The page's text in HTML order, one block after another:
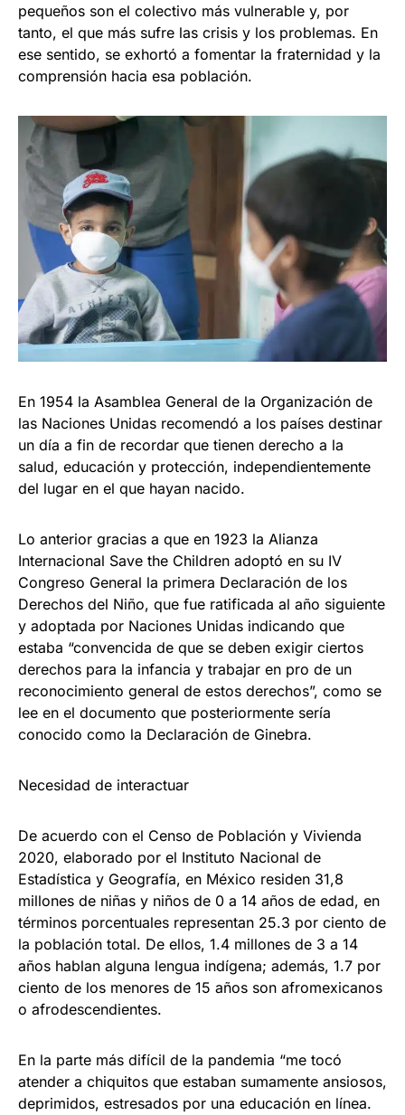
pequeños son el colectivo más vulnerable y, por
tanto, el que más sufre las crisis y los problemas. En
ese sentido, se exhortó a fomentar la fraternidad y la
comprensión hacia esa población.
En 1954 la Asamblea General de la Organización de
las Naciones Unidas recomendó a los países destinar
un día a fin de recordar que tienen derecho a la
salud, educación y protección, independientemente
del lugar en el que hayan nacido.
Lo anterior gracias a que en 1923 la Alianza
Internacional Save the Children adoptó en su IV
Congreso General la primera Declaración de los
Derechos del Niño, que fue ratificada al año siguiente
y adoptada por Naciones Unidas indicando que
estaba “convencida de que se deben exigir ciertos
derechos para la infancia y trabajar en pro de un
reconocimiento general de estos derechos”, como se
lee en el documento que posteriormente sería
conocido como la Declaración de Ginebra.
Necesidad de interactuar
De acuerdo con el Censo de Población y Vivienda
2020, elaborado por el Instituto Nacional de
Estadística y Geografía, en México residen 31,8
millones de niñas y niños de 0 a 14 años de edad, en
términos porcentuales representan 25.3 por ciento de
la población total. De ellos, 1.4 millones de 3 a 14
años hablan alguna lengua indígena; además, 1.7 por
ciento de los menores de 15 años son afromexicanos
o afrodescendientes.
En la parte más difícil de la pandemia “me tocó
atender a chiquitos que estaban sumamente ansiosos,
deprimidos, estresados por una educación en línea.